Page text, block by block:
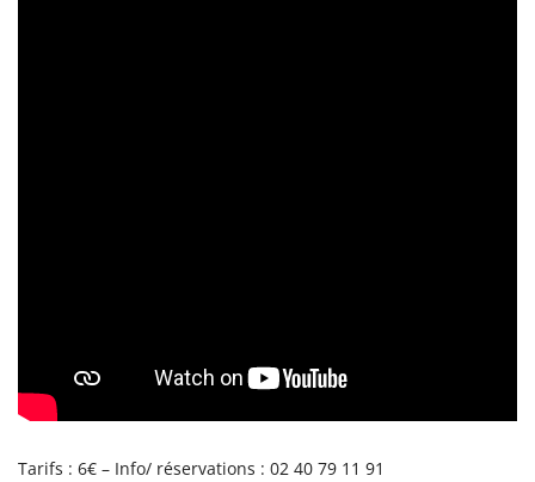
Tarifs : 6€ – Info/ réservations : 02 40 79 11 91